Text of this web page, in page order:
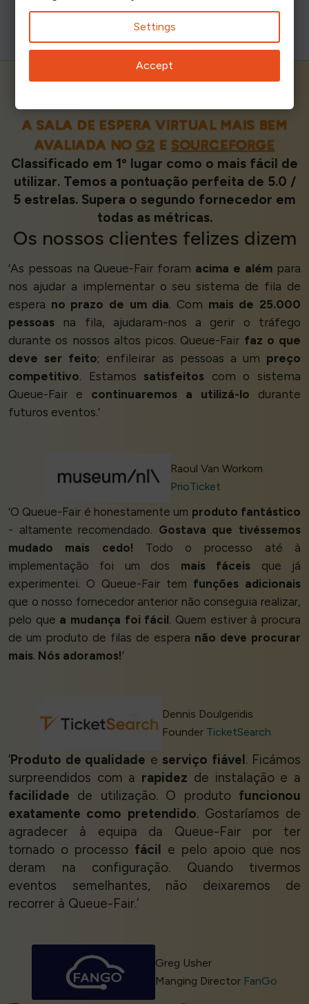
A SALA DE ESPERA VIRTUAL MAIS BEM
AVALIADA NOG2 E SOURCEFORGE
Classificado em 1º lugar como o mais fácil de
utilizar. Temos a pontuação perfeita de 5.0 /
5 estrelas. Supera o segundo fornecedor em
todas as métricas.
Os nossos clientes felizes dizem
‘As pessoas na Queue-Fair foram acima e além para
nos ajudar a implementar o seu sistema de fila de
espera no prazo de um dia. Com mais de 25.000
pessoas na fila, ajudaram-nos a gerir o tráfego
durante os nossos altos picos. Queue-Fair faz o que
deve ser feito; enfileirar as pessoas a um preço
competitivo. Estamos satisfeitos com o sistema
Queue-Fair e continuaremos a utilizá-lo durante
futuros eventos.’
Raoul Van Workom
PrioTicket
‘O Queue-Fair é honestamente um produto fantástico
- altamente recomendado. Gostava que tivéssemos
mudado mais cedo! Todo o processo até à
implementação foi um dos mais fáceis que já
experimentei. O Queue-Fair tem funções adicionais
que o nosso fornecedor anterior não conseguia realizar,
pelo que a mudança foi fácil. Quem estiver à procura
de um produto de filas de espera não deve procurar
mais. Nós adoramos!’
Dennis Doulgeridis
Founder TicketSearch
‘Produto de qualidade e serviço fiável. Ficámos
surpreendidos com a rapidez de instalação e a
facilidade de utilização. O produto funcionou
exatamente como pretendido. Gostaríamos de
agradecer à equipa da Queue-Fair por ter
tornado o processo fácil e pelo apoio que nos
deram na configuração. Quando tivermos
eventos semelhantes, não deixaremos de
recorrer à Queue-Fair.’
Greg Usher
Manging Director FanGo
Settings
Accept